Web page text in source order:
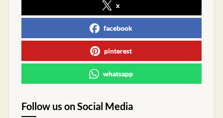
x
facebook
pinterest
whatsapp
Follow us on Social Media